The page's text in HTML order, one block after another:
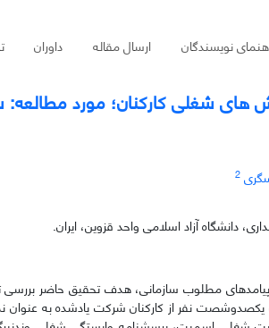
نویسندگان ارسال مقاله داوران
های شغلی کارکنان؛ مورد
2
دانشگاه آزاد اسلامی واحد قزوین، ایران.
پیامدهای مطلوب سازمانی، هدف تحقیق حاضر
نفر از کارکنان شرکت یادشده به عنوان